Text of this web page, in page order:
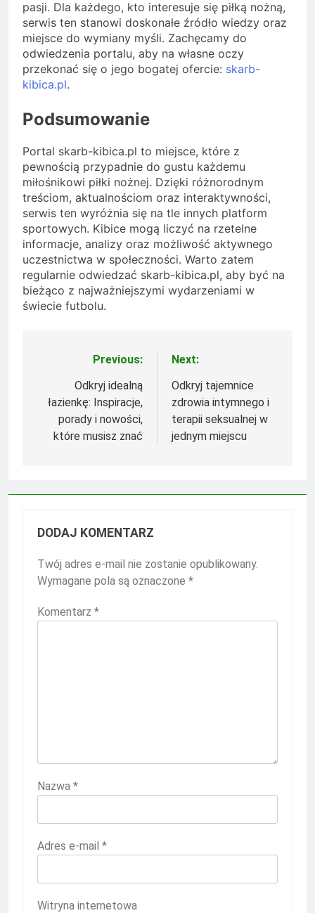
pasji. Dla każdego, kto interesuje się piłką nożną,
serwis ten stanowi doskonałe źródło wiedzy oraz
miejsce do wymiany myśli. Zachęcamy do
odwiedzenia portalu, aby na własne oczy
przekonać się o jego bogatej ofercie: skarb-
kibica.pl.
Podsumowanie
Portal skarb-kibica.pl to miejsce, które z
pewnością przypadnie do gustu każdemu
miłośnikowi piłki nożnej. Dzięki różnorodnym
treściom, aktualnościom oraz interaktywności,
serwis ten wyróżnia się na tle innych platform
sportowych. Kibice mogą liczyć na rzetelne
informacje, analizy oraz możliwość aktywnego
uczestnictwa w społeczności. Warto zatem
regularnie odwiedzać skarb-kibica.pl, aby być na
bieżąco z najważniejszymi wydarzeniami w
świecie futbolu.
Nawigacja
wpisu
Previous:
Odkryj idealną
łazienkę: Inspiracje,
porady i nowości,
które musisz znać
Next:
Odkryj tajemnice
zdrowia intymnego i
terapii seksualnej w
jednym miejscu
DODAJ KOMENTARZ
Twój adres e-mail nie zostanie opublikowany.
Wymagane pola są oznaczone *
Komentarz *
Nazwa *
Adres e-mail *
Witryna internetowa